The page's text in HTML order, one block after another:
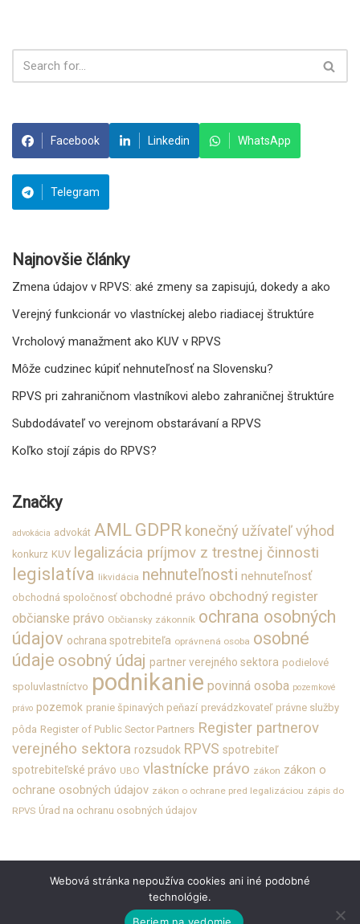
Facebook Linkedin WhatsApp
Telegram
Najnovšie články
Zmena údajov v RPVS: aké zmeny sa zapisujú, dokedy a ako
Verejný funkcionár vo vlastníckej alebo riadiacej štruktúre
Vrcholový manažment ako KUV v RPVS
Môže cudzinec kúpiť nehnuteľnosť na Slovensku?
RPVS pri zahraničnom vlastníkovi alebo zahraničnej štruktúre
Subdodávateľ vo verejnom obstarávaní a RPVS
Koľko stojí zápis do RPVS?
Značky
advokácia advokát AML GDPR konečný užívateľ výhod
konkurz KUV legalizácia príjmov z trestnej činnosti
legislatíva likvidácia nehnuteľnosti nehnuteľnosť
obchodná spoločnosť obchodné právo obchodný register
občianske právo Občiansky zákonník ochrana osobných
údajov ochrana spotrebiteľa oprávnená osoba osobné
údaje osobný údaj partner verejného sektora podielové
spoluvlastníctvo podnikanie povinná osoba pozemkové
právo pozemok pranie špinavých peňazí prevádzkovateľ právne služby
pôda Register of Public Sector Partners Register partnerov
verejného sektora rozsudok RPVS spotrebiteľ
spotrebiteľské právo UBO vlastnícke právo zákon zákon o
ochrane osobných údajov zákon o ochrane pred legalizáciou zápis do
RPVS Úrad na ochranu osobných údajov
KARIÉRA
Webová stránka nepoužíva cookies ani iné podobné
technológie.
Beriem na vedomie.